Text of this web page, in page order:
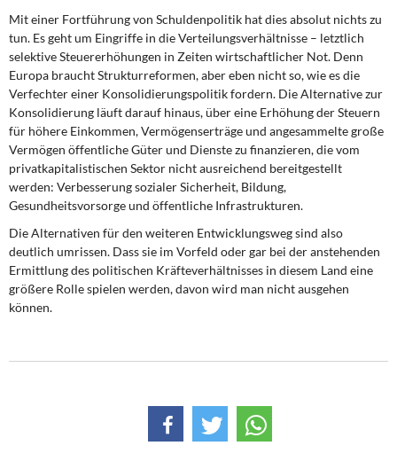
Mit einer Fortführung von Schuldenpolitik hat dies absolut nichts zu
tun. Es geht um Eingriffe in die Verteilungsverhältnisse – letztlich
selektive Steuererhöhungen in Zeiten wirtschaftlicher Not. Denn
Europa braucht Strukturreformen, aber eben nicht so, wie es die
Verfechter einer Konsolidierungspolitik fordern. Die Alternative zur
Konsolidierung läuft darauf hinaus, über eine Erhöhung der Steuern
für höhere Einkommen, Vermögenserträge und angesammelte große
Vermögen öffentliche Güter und Dienste zu finanzieren, die vom
privatkapitalistischen Sektor nicht ausreichend bereitgestellt
werden: Verbesserung sozialer Sicherheit, Bildung,
Gesundheitsvorsorge und öffentliche Infrastrukturen.
Die Alternativen für den weiteren Entwicklungswegsind also
deutlich umrissen. Dass sie im Vorfeld oder gar bei der anstehenden
Ermittlung des politischen Kräfteverhältnisses in diesem Land eine
größere Rolle spielen werden, davon wird man nicht ausgehen
können.